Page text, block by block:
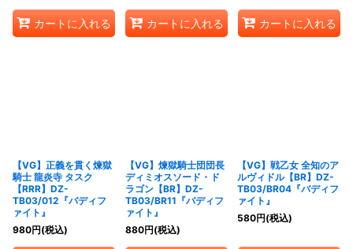
カートに入れる カートに入れる カートに入れる
【VG】正義を貫く煉獄
騎士 龍炎寺 タスク
【RRR】DZ-
TB03/012『バディフ
ァイト』
980円(税込)
【VG】煉獄騎士団団長
ディミオスソード・ド
ラゴン【BR】DZ-
TB03/BR11『バディフ
ァイト』
880円(税込)
【VG】戦乙女 全知のア
ルヴィドル【BR】DZ-
TB03/BR04『バディフ
ァイト』
580円(税込)